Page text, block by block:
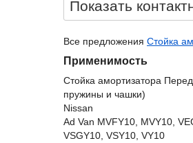
Показать
Все предложения Стойка
Применимость
Стойка амортизатора
пружины и чашки)
Nissan
Ad Van MVFY10, MVY10,
VSGY10, VSY10, VY10